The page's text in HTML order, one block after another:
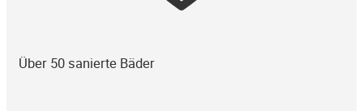
Über 50 sanierte Bäder